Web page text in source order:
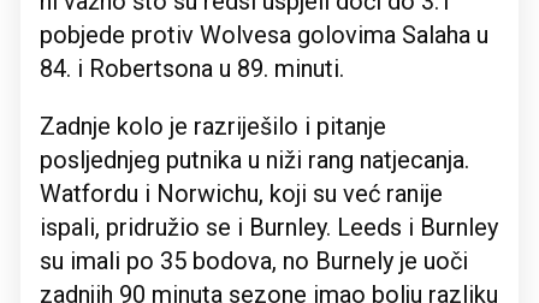
pobjede protiv Wolvesa golovima Salaha u
84. i Robertsona u 89. minuti.
Zadnje kolo je razriješilo i pitanje
posljednjeg putnika u niži rang natjecanja.
Watfordu i Norwichu, koji su već ranije
ispali, pridružio se i Burnley. Leeds i Burnley
su imali po 35 bodova, no Burnely je uoči
zadnjih 90 minuta sezone imao bolju razliku